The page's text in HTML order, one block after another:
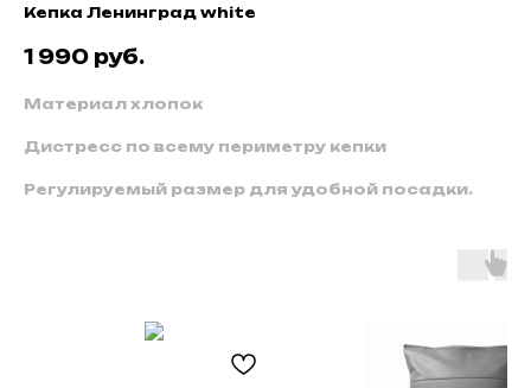
Кепка Ленинград white
1 990 руб.
Материал хлопок
Дистресс по всему периметру кепки
Регулируемый размер для удобной посадки.